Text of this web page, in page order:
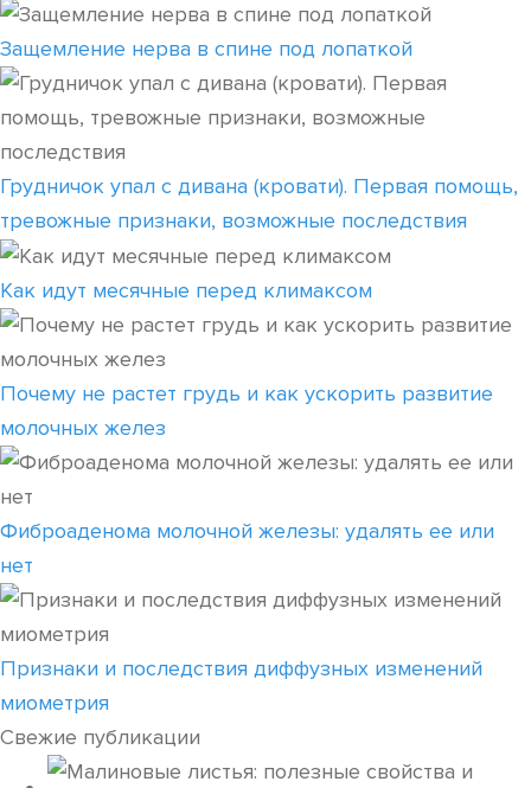
Защемление нерва в спине под лопаткой
Грудничок упал с дивана (кровати). Первая помощь,
тревожные признаки, возможные последствия
Как идут месячные перед климаксом
Почему не растет грудь и как ускорить развитие
молочных желез
Фиброаденома молочной железы: удалять ее или
нет
Признаки и последствия диффузных изменений
миометрия
Свежие публикации